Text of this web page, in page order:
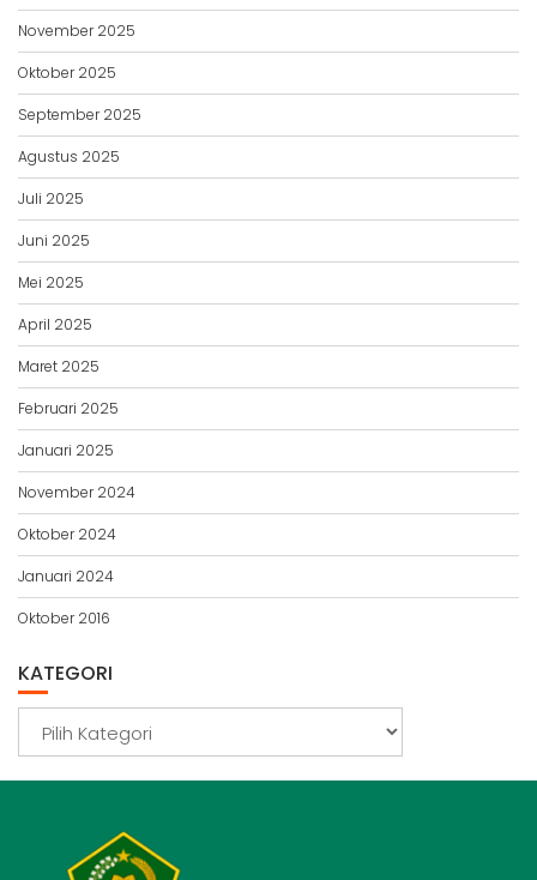
November 2025
Oktober 2025
September 2025
Agustus 2025
Juli 2025
Juni 2025
Mei 2025
April 2025
Maret 2025
Februari 2025
Januari 2025
November 2024
Oktober 2024
Januari 2024
Oktober 2016
KATEGORI